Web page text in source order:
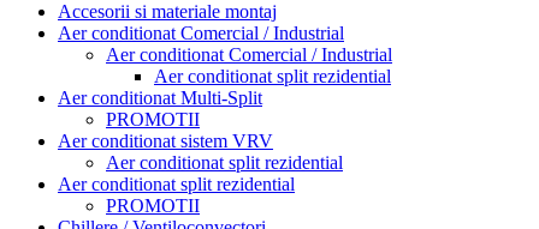
Accesorii si materiale montaj
Aer conditionat Comercial / Industrial
Aer conditionat Comercial / Industrial
Aer conditionat split rezidential
Aer conditionat Multi-Split
PROMOTII
Aer conditionat sistem VRV
Aer conditionat split rezidential
Aer conditionat split rezidential
PROMOTII